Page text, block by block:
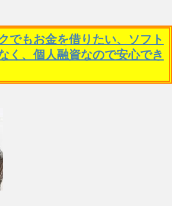
でもお金を借りたい、ソフト
く、個人融資なので安心でき